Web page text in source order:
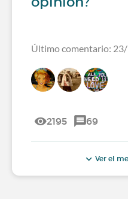
Último comentario:
2195 69
Ver el